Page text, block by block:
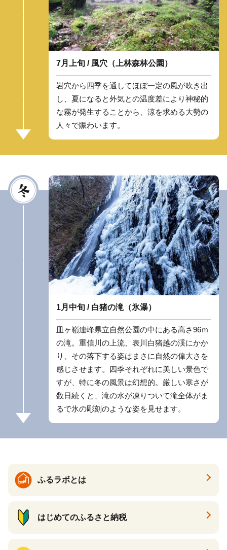
7月上旬 / 風穴（上林森林公園）
岩穴から四季を通してほぼ一定の風が吹き出
し、夏になると外気との温度差により神秘的
な霧が発生することから、涼を求める大勢の
人々で賑わいます。
1月中旬 / 白猪の滝（氷瀑）
皿ヶ嶺連峰県立自然公園の中にある高さ96ｍ
の滝。重信川の上流、表川白猪越の渓にかか
り、その落下する姿はまさに自然の偉大さを
感じさせます。四季それぞれに美しい景色で
すが、特に冬の風景は幻想的。厳しい寒さが
数日続くと、滝の水が凍りついて滝全体がま
るで氷の彫刻のような姿を見せます。
ふるラボとは
はじめてのふるさと納税